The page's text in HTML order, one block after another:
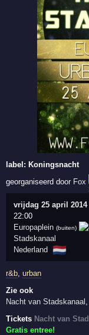
label: Koningsnacht
georganiseerd door Fox
vrijdag 25 april 2014
22:00
Europaplein (buiten)
Stadskanaal
Nederland
🇳🇱
r&b ,urban
Zie ook
Nacht van Stadskanaal
Tickets Nacht van
Gratis entree!